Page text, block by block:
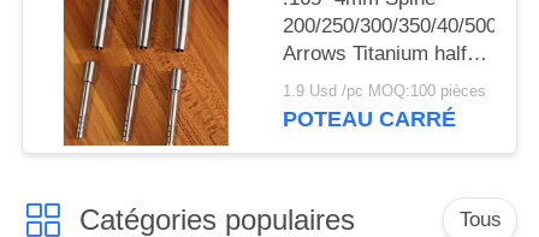
200/250/300/350/40/500
Arrows Titanium half
out inserts and Collars
Sleeve
1.9 Usd /pc MOQ:100 pièces
POTEAU CARRÉ
Catégories populaires Tous